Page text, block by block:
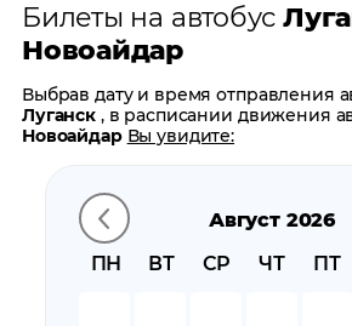
Оплата и доставка
Возврат билетов
Заказ автобуса
Контакты
Билеты на автобус
Новоайдар
Август 2026
ПН
ВТ СР ЧТ ПТ
Выбрав дату и время отправления
Луганск , в расписании движения
Новоайдар Вы увидите:
время прибытия
время в пути
цену билета